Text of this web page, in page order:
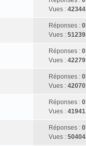
Vues : 42344
Réponses : 0
Vues : 51239
Réponses : 0
Vues : 42279
Réponses : 0
Vues : 42070
Réponses : 0
Vues : 41941
Réponses : 0
Vues : 50404